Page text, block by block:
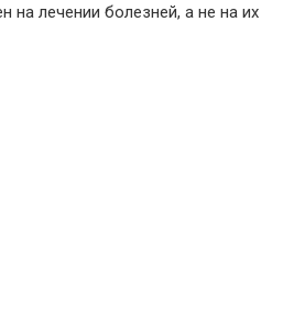
на лечении болезней, а не на их